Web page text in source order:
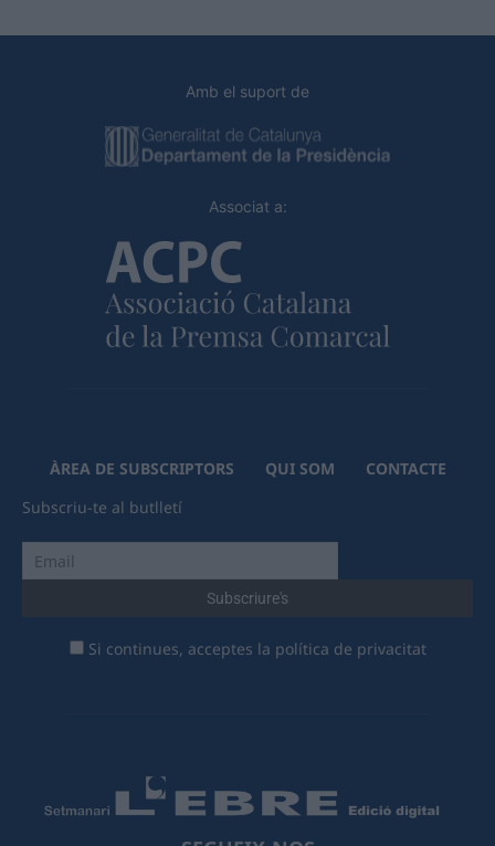
Amb el suport de
Associat a:
ÀREA DE SUBSCRIPTORS QUI SOM
CONTACTE
Subscriu-te al butlletí
Si continues, acceptes la política de privacitat